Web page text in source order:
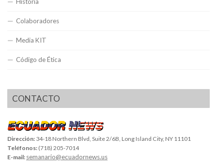
Historia
Colaboradores
Media KIT
Código de Ética
CONTACTO
Dirección: 34-18 Northern Blvd, Suite 2/6B, Long Island City, NY 11101
Teléfonos: (718) 205-7014
E-mail: semanario@ecuadornews.us